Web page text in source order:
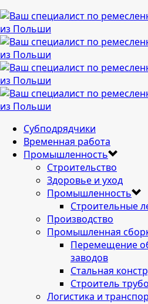
Cубподрядчики
Временная работа
Промышленность
Строительство
Здоровье и уход
Промышленность
Строительные
Производство
Промышленная
Перемещение
заводов
Стальная
Строитель
Логистика и